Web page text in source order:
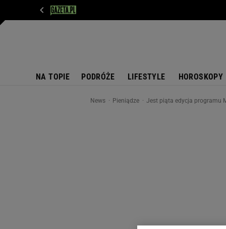
NA TOPIE PODRÓŻE LIFESTYLE HOROSKOPY
News Pieniądze Jest piąta edycja programu